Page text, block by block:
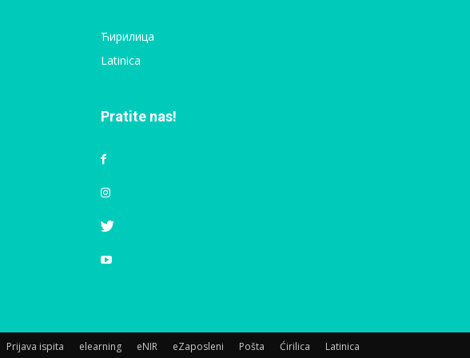
Ћирилица
Latinica
Pratite nas!
Prijava ispita elearning eNIR eZaposleni Pošta Ćirilica Latinica